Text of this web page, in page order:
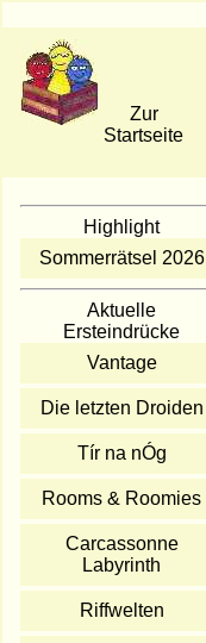
Zur
Startseite
Highlight
Sommerrätsel 2026
Aktuelle
Ersteindrücke
Vantage
Die letzten Droiden
Tír na nÓg
Rooms & Roomies
Carcassonne
Labyrinth
Riffwelten